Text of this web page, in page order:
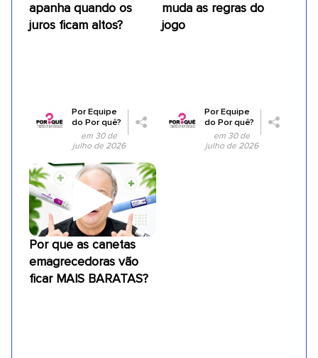
apanha quando os
juros ficam altos?
PorEquipe
do Por quê?
em 30 de
julho de 2026
muda as regras do
jogo
PorEquipe
do Por quê?
em 30 de
julho de 2026
Por que as canetas
emagrecedoras vão
ficar MAIS BARATAS?